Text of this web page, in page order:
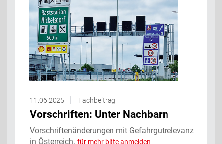
11.06.2025 Fachbeitrag
Vorschriften: Unter Nachbarn
Vorschriftenänderungen mit Gefahrgutrelevanz
in Österreich. für mehr bitte anmelden